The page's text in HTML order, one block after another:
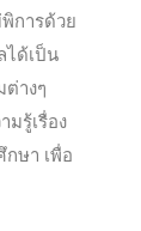
การด้วย
ได้เป็น
างๆ
มรู้เรื่อง
ษา เพื่อ